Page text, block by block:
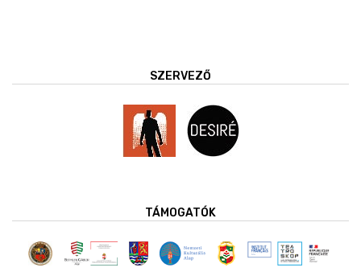
SZERVEZŐ
TÁMOGATÓK